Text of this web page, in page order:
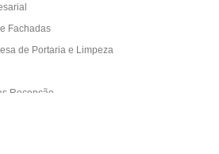
Fachadas
de Portaria e Limpeza
Recepção